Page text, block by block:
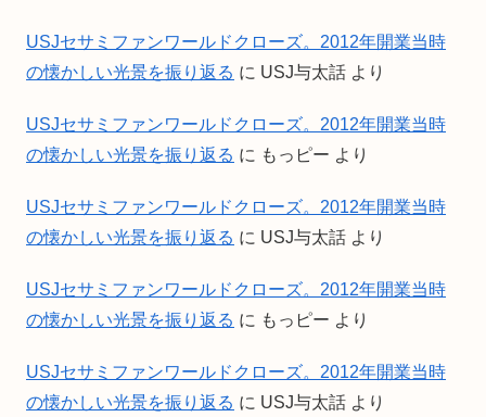
USJセサミファンワールドクローズ。2012年開業当時
の懐かしい光景を振り返る に USJ与太話 より
USJセサミファンワールドクローズ。2012年開業当時
の懐かしい光景を振り返る に もっピー より
USJセサミファンワールドクローズ。2012年開業当時
の懐かしい光景を振り返る に USJ与太話 より
USJセサミファンワールドクローズ。2012年開業当時
の懐かしい光景を振り返る に もっピー より
USJセサミファンワールドクローズ。2012年開業当時
の懐かしい光景を振り返る に USJ与太話 より